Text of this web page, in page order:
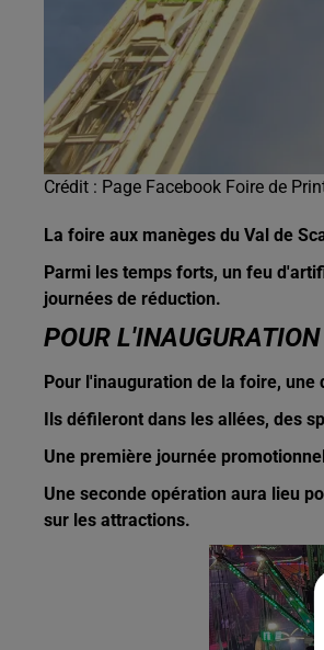
Crédit : Page Facebook Foire de
La foire aux manèges du Val de
Parmi les temps forts, un feu
journées de réduction.
POUR L'INAUGURATION
Pour l'inauguration de la foire,
Ils défileront dans les allées, des
Une première journée
Une seconde opération aura lieu
sur les attractions.